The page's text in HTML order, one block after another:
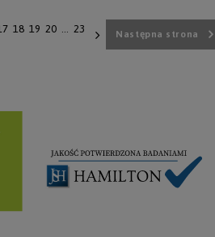
18 19 20 ... 23 Następna strona